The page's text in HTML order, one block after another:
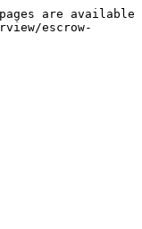
are available
escrow-